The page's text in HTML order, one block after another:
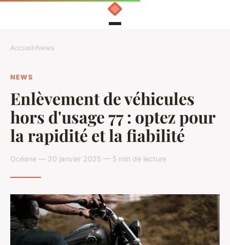
Accueil›News
NEWS
Enlèvement de véhicules
hors d'usage 77 : optez pour
la rapidité et la fiabilité
Océane — 20 janvier 2025 — 5 min de lecture